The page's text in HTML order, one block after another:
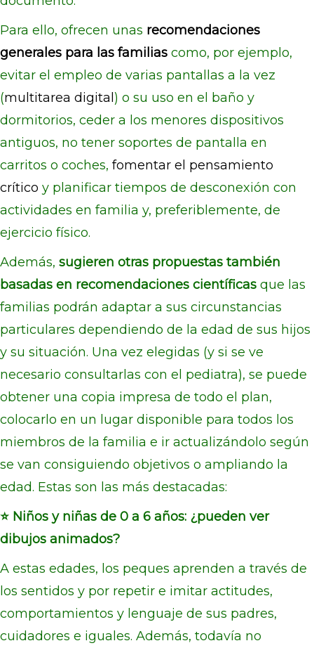
Para ello, ofrecen unas recomendaciones
generales para las familias como, por ejemplo,
evitar el empleo de varias pantallas a la vez
(multitarea digital ) o su uso en el baño y
dormitorios, ceder a los menores dispositivos
antiguos, no tener soportes de pantalla en
carritos o coches, fomentar el pensamiento
crítico y planificar tiempos de desconexión con
actividades en familia y, preferiblemente, de
ejercicio físico.
Además, sugieren otras propuestas también
basadas en recomendaciones científicas que las
familias podrán adaptar a sus circunstancias
particulares dependiendo de la edad de sus hijos
y su situación. Una vez elegidas (y si se ve
necesario consultarlas con el pediatra), se puede
obtener una copia impresa de todo el plan,
colocarlo en un lugar disponible para todos los
miembros de la familia e ir actualizándolo según
se van consiguiendo objetivos o ampliando la
edad. Estas son las más destacadas:
⭐ Niños y niñas de 0 a 6 años: ¿pueden ver
dibujos animados?
A estas edades, los peques aprenden a través de
los sentidos y por repetir e imitar actitudes,
comportamientos y lenguaje de sus padres,
cuidadores e iguales. Además, todavía no